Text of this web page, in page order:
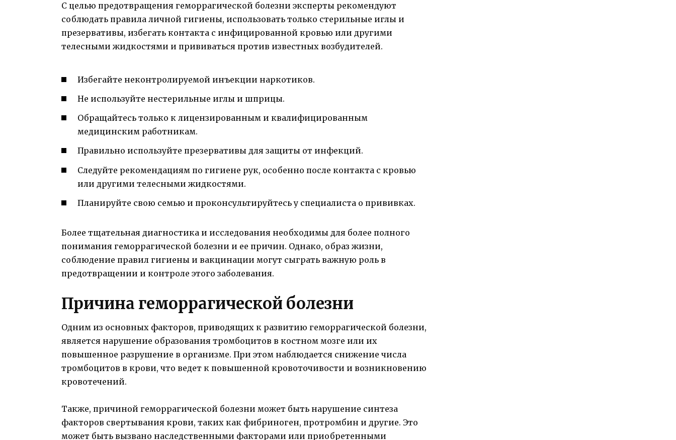
С целью предотвращения геморрагической болезни эксперты рекомендуют
соблюдать правила личной гигиены, использовать только стерильные иглы и
презервативы, избегать контакта с инфицированной кровью или другими
телесными жидкостями и прививаться против известных возбудителей.
Избегайте неконтролируемой инъекции наркотиков.
Не используйте нестерильные иглы и шприцы.
Обращайтесь только к лицензированным и квалифицированным
медицинским работникам.
Правильно используйте презервативы для защиты от инфекций.
Следуйте рекомендациям по гигиене рук, особенно после контакта с кровью
или другими телесными жидкостями.
Планируйте свою семью и проконсультируйтесь у специалиста о прививках.
Более тщательная диагностика и исследования необходимы для более полного
понимания геморрагической болезни и ее причин. Однако, образ жизни,
соблюдение правил гигиены и вакцинации могут сыграть важную роль в
предотвращении и контроле этого заболевания.
Причина геморрагической болезни
Одним из основных факторов, приводящих к развитию геморрагической болезни,
является нарушение образования тромбоцитов в костном мозге или их
повышенное разрушение в организме. При этом наблюдается снижение числа
тромбоцитов в крови, что ведет к повышенной кровоточивости и возникновению
кровотечений.
Также, причиной геморрагической болезни может быть нарушение синтеза
факторов свертывания крови, таких как фибриноген, протромбин и другие. Это
может быть вызвано наследственными факторами или приобретенными